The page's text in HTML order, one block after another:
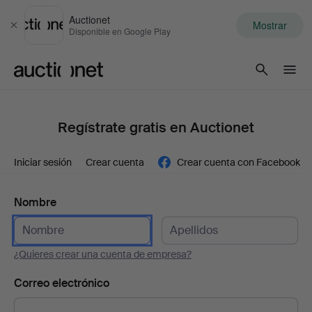
Cerrar
Auctionet
Disponible en Google Play Mostrar
Regístrate gratis en Auctionet
Iniciar sesión Crear cuenta Crear cuenta con Facebook
Nombre
¿Quieres crear una cuenta de empresa?
Correo electrónico